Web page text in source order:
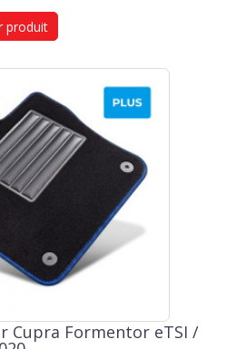
produit
Cupra Formentor eTSI /